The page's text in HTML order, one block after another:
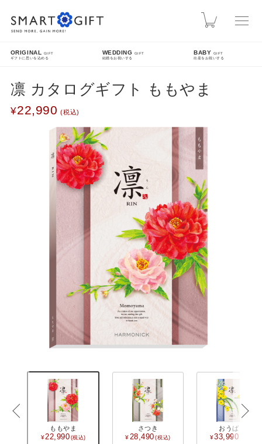
カート
ORIGINAL
GIFT
ギフトに思いを込める
WEDDING GIFT
結婚をお祝いする
BABY GIFT
出産をお祝いする
INFO
熊本地震による配送遅延について
先日発生した熊本地震により被災された皆様に、心よりお見舞い申し上げます。現在、地震
の影響により九州方面への配送に遅延が発生しております。ご指定日時にお届けできない場
合がございますので、配送状況は各配送業者のホームページをご確認ください。
CATEGORY
カタログギフト
食品 / 飲料
凛 カタログギフト ももやま
22,990
ももやま
22,990
さつき
28,490
おうばい
33,990
»